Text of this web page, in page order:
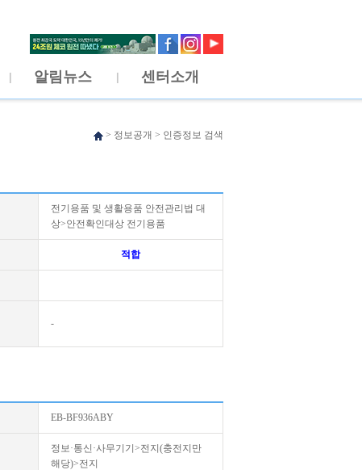
알림뉴스 센터소개
> 정보공개 > 인증정보 검색
전기용품 및 생활용품 안전관리법 대
상>안전확인대상 전기용품
적합
-
EB-BF936ABY
정보·통신·사무기기>전지(충전지만
해당)>전지